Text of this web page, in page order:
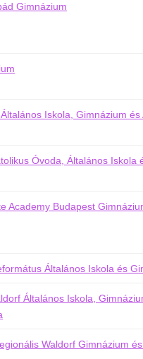
Gimnázium
Iskola, Gimnázium
Óvoda, Általános Iskola
Academy Budapest
Általános Iskola és
Általános Iskola,
Waldorf Gimnázium